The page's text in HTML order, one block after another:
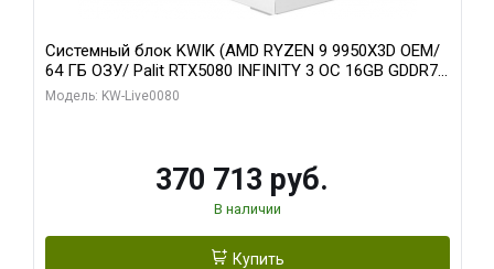
Системный блок KWIK (AMD RYZEN 9 9950X3D OEM/
64 ГБ ОЗУ/ Palit RTX5080 INFINITY 3 OC 16GB GDDR7
256bit 3xDP H/ 960 ГБ SSD)
Модель: KW-Live0080
370 713 руб.
В наличии
Купить